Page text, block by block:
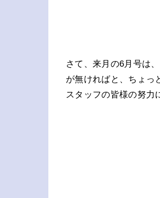
さて、来月の6月号は
が無ければと、ちょっ
スタッフの皆様の努力